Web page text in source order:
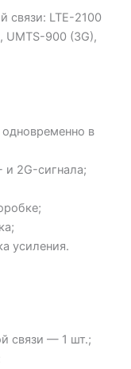
связи: LTE-2100
UMTS-900 (3G),
одновременно в
и 2G-сигнала;
усиления.
связи — 1 шт.;